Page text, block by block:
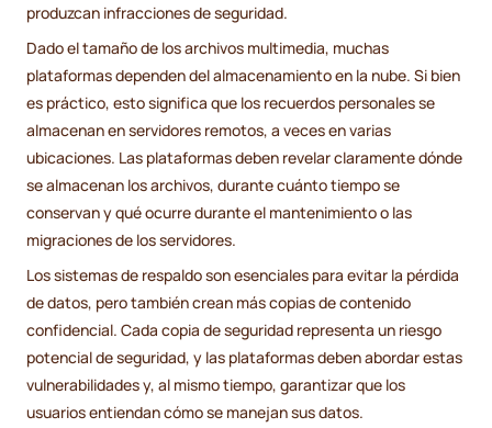
produzcan infracciones de seguridad.
Dado el tamaño de los archivos multimedia, muchas
plataformas dependen del almacenamiento en la nube. Si bien
es práctico, esto significa que los recuerdos personales se
almacenan en servidores remotos, a veces en varias
ubicaciones. Las plataformas deben revelar claramente dónde
se almacenan los archivos, durante cuánto tiempo se
conservan y qué ocurre durante el mantenimiento o las
migraciones de los servidores.
Los sistemas de respaldo son esenciales para evitar la pérdida
de datos, pero también crean más copias de contenido
confidencial. Cada copia de seguridad representa un riesgo
potencial de seguridad, y las plataformas deben abordar estas
vulnerabilidades y, al mismo tiempo, garantizar que los
usuarios entiendan cómo se manejan sus datos.